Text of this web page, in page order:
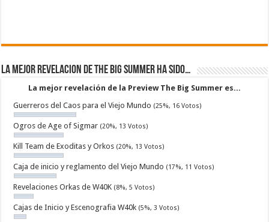
La mejor revelacion de The Big Summer ha sido…
La mejor revelación de la Preview The Big Summer es...
Guerreros del Caos para el Viejo Mundo (25%, 16 Votos)
Ogros de Age of Sigmar (20%, 13 Votos)
Kill Team de Exoditas y Orkos (20%, 13 Votos)
Caja de inicio y reglamento del Viejo Mundo (17%, 11 Votos)
Revelaciones Orkas de W40K (8%, 5 Votos)
Cajas de Inicio y Escenografia W40k (5%, 3 Votos)